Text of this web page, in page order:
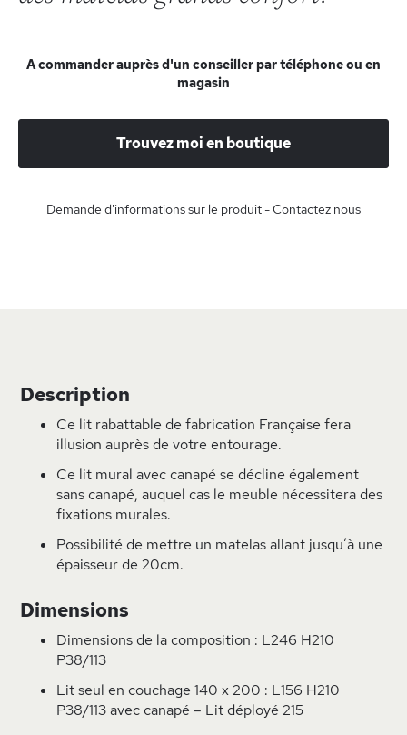
A commander auprès d'un conseiller par téléphone ou en
magasin
Trouvez moi en boutique
Demande d'informations sur le produit - Contactez nous
Description
Ce lit rabattable de fabrication Française fera
illusion auprès de votre entourage.
Ce lit mural avec canapé se décline également
sans canapé, auquel cas le meuble nécessitera des
fixations murales.
Possibilité de mettre un matelas allant jusqu’à une
épaisseur de 20cm.
Dimensions
Dimensions de la composition : L246 H210
P38/113
Lit seul en couchage 140 x 200 : L156 H210
P38/113 avec canapé – Lit déployé 215